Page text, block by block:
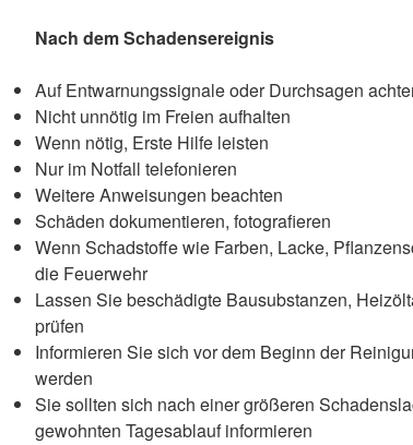
Nach dem Schadensereignis
Auf Entwarnungssignale oder Durchsagen
Nicht unnötig im Freien aufhalten
Wenn nötig, Erste Hilfe leisten
Nur im Notfall telefonieren
Weitere Anweisungen beachten
Schäden dokumentieren, fotografieren
Wenn Schadstoffe wie Farben, Lacke,
die Feuerwehr
Lassen Sie beschädigte Bausubstanzen,
prüfen
Informieren Sie sich vor dem Beginn der
werden
Sie sollten sich nach einer größeren
gewohnten Tagesablauf informieren